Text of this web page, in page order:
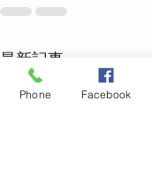
最新記事
Phone Facebook